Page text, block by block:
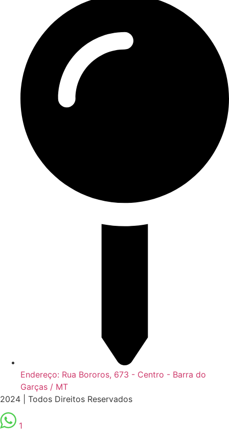
Endereço: Rua Bororos, 673 - Centro - Barra do
Garças / MT
2024 | Todos Direitos Reservados
1